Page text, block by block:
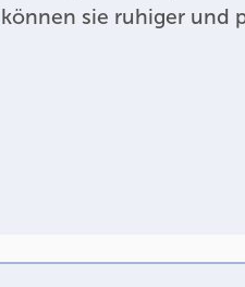
können sie ruhiger und